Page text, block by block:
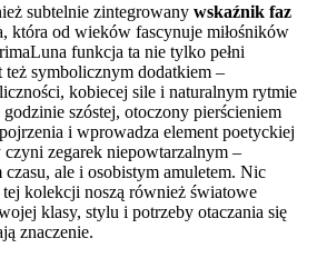
subtelnie zintegrowany wskaźnik faz
która od wieków fascynuje miłośników
funkcja ta nie tylko pełni
też symbolicznym dodatkiem –
kobiecej sile i naturalnym rytmie
szóstej, otoczony pierścieniem
i wprowadza element poetyckiej
zegarek niepowtarzalnym –
czasu, ale i osobistym amuletem. Nic
kolekcji noszą również światowe
klasy, stylu i potrzeby otaczania się
znaczenie.